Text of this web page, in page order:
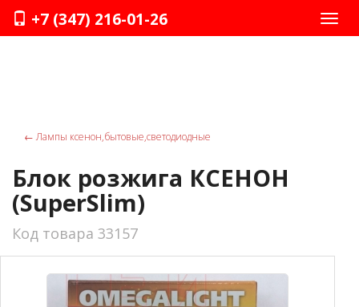
+7 (347) 216-01-26
←Лампы ксенон,бытовые,светодиодные
Блок розжига КСЕНОН
(SuperSlim)
Код товара 33157